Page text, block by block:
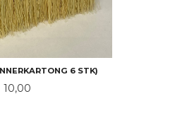
6 STK)
Pris
10,00